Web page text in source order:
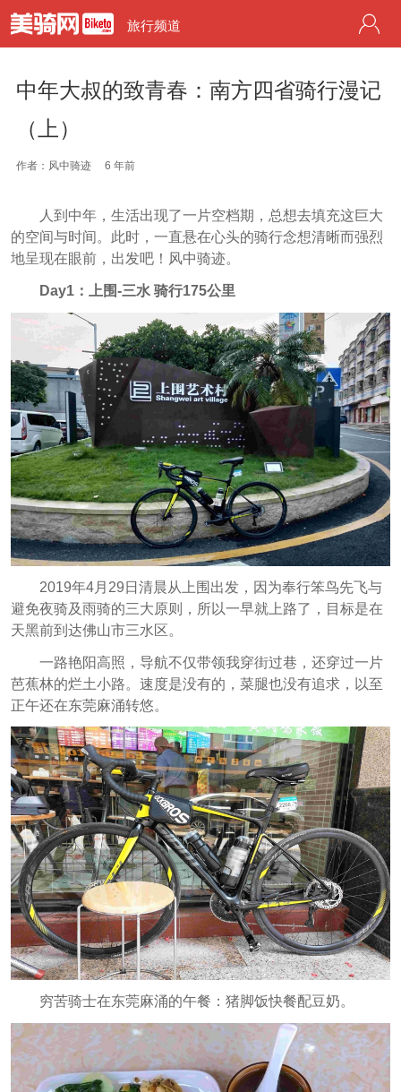
旅行频道
中年大叔的致青春：南方四省骑行漫记
（上）
作者：风中骑迹 6 年前
人到中年，生活出现了一片空档期，总想去填充这巨大
的空间与时间。此时，一直悬在心头的骑行念想清晰而强烈
地呈现在眼前，出发吧！风中骑迹。
Day1：上围-三水 骑行175公里
2019年4月29日清晨从上围出发，因为奉行笨鸟先飞与
避免夜骑及雨骑的三大原则，所以一早就上路了，目标是在
天黑前到达佛山市三水区。
一路艳阳高照，导航不仅带领我穿街过巷，还穿过一片
芭蕉林的烂土小路。速度是没有的，菜腿也没有追求，以至
正午还在东莞麻涌转悠。
穷苦骑士在东莞麻涌的午餐：猪脚饭快餐配豆奶。